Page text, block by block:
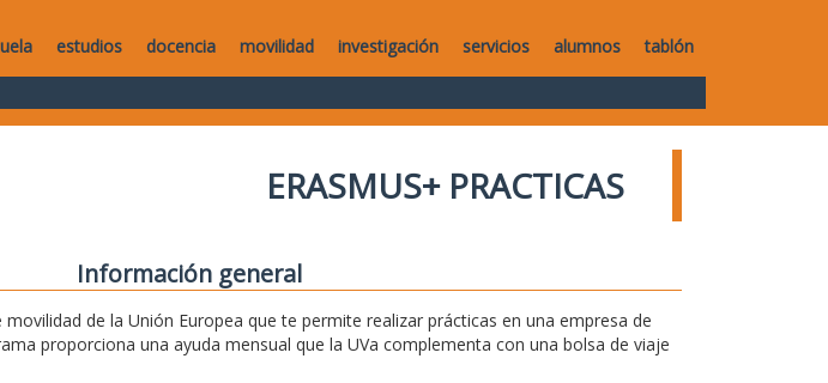
estudios docencia movilidad investigación servicios alumnos tablón
ERASMUS+ PRACTICAS
Información general
de la Unión Europea que te permite realizar prácticas en una empresa de
proporciona una ayuda mensual que la UVa complementa con una bolsa de viaje